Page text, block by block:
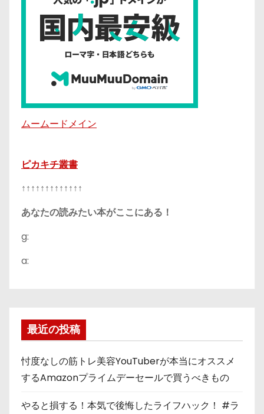
ムームードメイン
ピカキチ叢書
↑↑↑↑↑↑↑↑↑↑↑↑↑
あなたの読みたい本がここにある！
g:
a:
最近の投稿
忖度なしの筋トレ美容YouTuberが本当にオススメ
するAmazonプライムデーセールで買うべきもの
やると損する！本気で後悔したライフハック！ #ラ